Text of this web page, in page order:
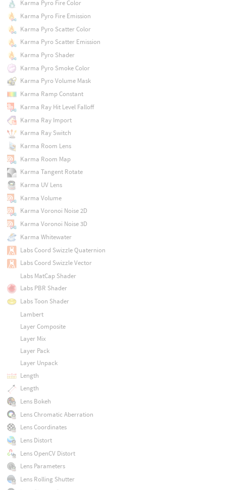
Karma Pyro Fire Color
Karma Pyro Fire Emission
Karma Pyro Scatter Color
Karma Pyro Scatter Emission
Karma Pyro Shader
Karma Pyro Smoke Color
Karma Pyro Volume Mask
Karma Ramp Constant
Karma Ray Hit Level Falloff
Karma Ray Import
Karma Ray Switch
Karma Room Lens
Karma Room Map
Karma Tangent Rotate
Karma UV Lens
Karma Volume
Karma Voronoi Noise 2D
Karma Voronoi Noise 3D
Karma Whitewater
Labs Coord Swizzle Quaternion
Labs Coord Swizzle Vector
Labs MatCap Shader
Labs PBR Shader
Labs Toon Shader
Lambert
Layer Composite
Layer Mix
Layer Pack
Layer Unpack
Length
Length
Lens Bokeh
Lens Chromatic Aberration
Lens Coordinates
Lens Distort
Lens OpenCV Distort
Lens Parameters
Lens Rolling Shutter